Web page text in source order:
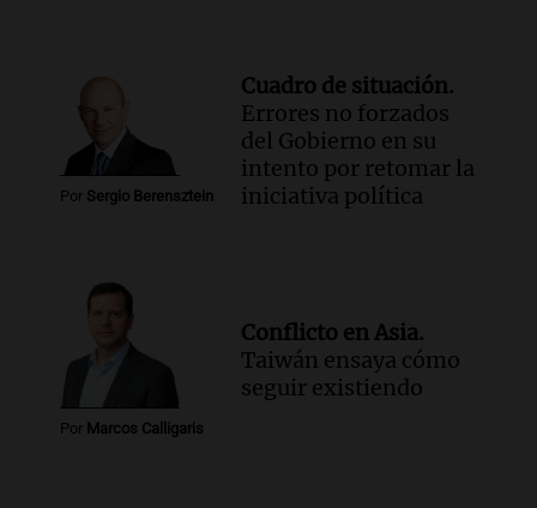
Por Sergio Berensztein
Cuadro de situación.
Errores no forzados
del Gobierno en su
intento por retomar la
iniciativa política
Por Marcos Calligaris
Conflicto en Asia.
Taiwán ensaya cómo
seguir existiendo